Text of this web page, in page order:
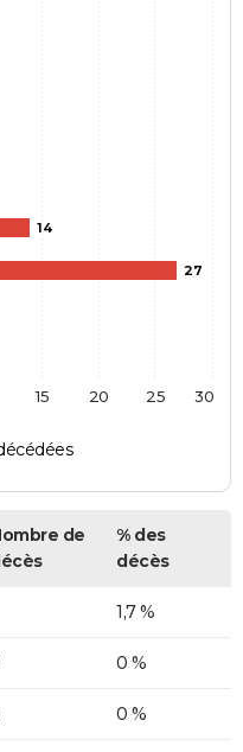
14
27
15 20 25 30
de
% des
décès
1,7 %
0 %
0 %